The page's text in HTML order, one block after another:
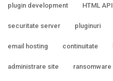
plugin development HTML API
securitate server pluginuri
email hosting continuitate
administrare site ransomware